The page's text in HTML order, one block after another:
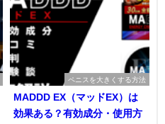
ペニスを大きくする方法
MADDD EX（マッドEX）は
効果ある？有効成分・使用方